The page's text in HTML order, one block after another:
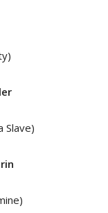
Slave)